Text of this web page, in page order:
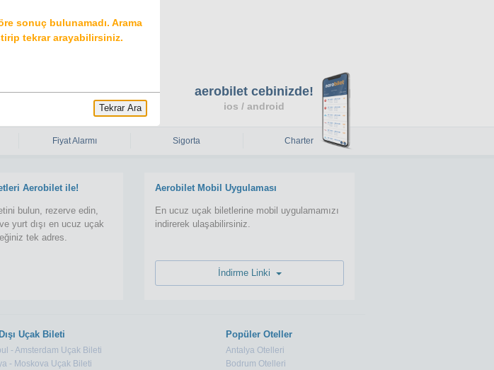
Fiyat Alarmı Sigorta Charter
Aerobilet ile!
bulun, rezerve edin,
yurt dışı en ucuz uçak
tek adres.
aerobilet cebinizde!
ios / android
Aerobilet Mobil Uygulaması
En ucuz uçak biletlerine mobil uygulamamızı
indirerek ulaşabilirsiniz.
Uçak Bileti
- Amsterdam Uçak Bileti
- Moskova Uçak Bileti
Popüler Oteller
Antalya Otelleri
Bodrum Otelleri
sonuç bulunamadı. Arama
tekrar arayabilirsiniz.
Tekrar Ara